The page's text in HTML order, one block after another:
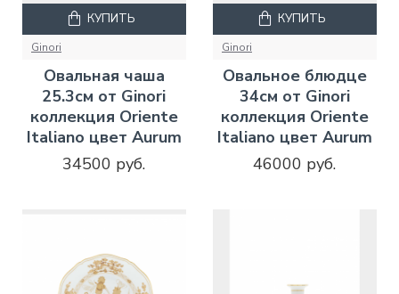
Ginori
Овальная чаша
25.3см от Ginori
коллекция Oriente
Italiano цвет Aurum
34500 руб.
КУПИТЬ
Ginori
Овальное блюдце
34см от Ginori
коллекция Oriente
Italiano цвет Aurum
46000 руб.
КУПИТЬ